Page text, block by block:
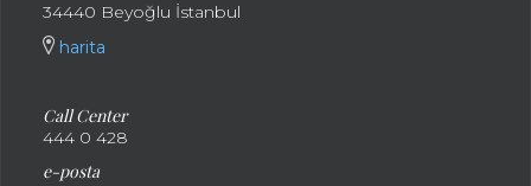
34440 Beyoğlu İstanbul
harita
Call Center
444 0 428
e-posta